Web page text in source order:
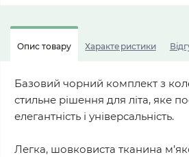
Опис товару Характеристики
Базовий чорний комплект з
стильне рішення для літа, яке
елегантність і універсальність.
Легка, шовковиста тканина